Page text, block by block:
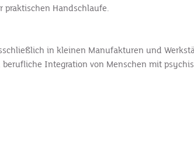
praktischen Handschlaufe.
in kleinen Manufakturen und
Integration von Menschen mit